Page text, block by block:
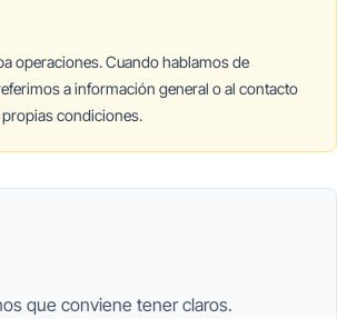
operaciones. Cuando hablamos de
a información general o al contacto
condiciones.
que conviene tener claros.